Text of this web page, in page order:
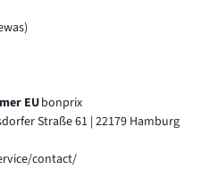
EUbonprix
Straße 61 | 22179 Hamburg
contact/